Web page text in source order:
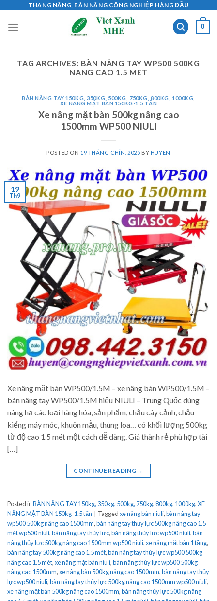
content
THANG NÂNG, BÀN NÂNG CÔNG NGHIỆP HÀNG ĐẦU
0
TAG ARCHIVES: BÀN NÂNG TAY WP500 500KG
NÂNG CAO 1.5 MÉT
BÀN NÂNG TAY 150KG, 350KG, 500KG, 750KG, 800KG, 1000KG
XE NÂNG MẶT BÀN 150KG-1.5 TẤN
Xe nâng mặt bàn 500kg nâng cao
1500mm WP500 NIULI
POSTED ON 19 THÁNG CHÍN, 2025 BY HUYEN
19
Th9
Xe nâng mặt bàn WP500/1.5M – xe nâng bàn WP500/1.5M –
bàn nâng tay WP500/1.5M hiệu NIULI – Trung Quốc dùng
nâng hạ các loại hàng hóa, sản phẩm, chậu cây cảnh, chậu
kiểng máy móc, khuôn mẫu, thùng loa… có khối lượng 500kg
từ độ cao 1.5 mét một cách dễ dàng. Giá thành rẻ phù hợp tài
[…]
CONTINUE READING →
Posted inBÀN NÂNG TAY 150kg, 350kg, 500kg, 750kg, 800kg, 1000kg,XE
NÂNG MẶT BÀN 150kg-1.5 tấn
Taggedxe nâng bàn niuli,bàn nâng tay
wp500 500kg nâng cao 1500mm,bàn nâng tay thủy lực 500kg nâng cao 1.5
mét wp500 niuli,bàn nâng tay thủy lực,bàn nâng thủy lực wp500 niuli,bàn
nâng thủy lực 500kg nâng cao 1500mm wp500 niuli,xe nâng mặt bàn 1 tầng,
bàn nâng tay 500kg nâng cao 1.5 mét,bàn nâng tay thủy lực wp500 500kg
nâng cao 1.5 mét,xe nâng mặt bàn niuli,bàn nâng thủy lực wp500 500kg
nâng cao 1500mm,xe nâng bàn 500kg nâng cao 1500mm,bàn nâng tay thủy
lực wp500 niuli,bàn nâng tay thủy lực 500kg nâng cao 1500mm wp500 niuli,
xe nâng mặt bàn 500kg nâng cao 1500mm,bàn nâng thủy lực 500kg nâng